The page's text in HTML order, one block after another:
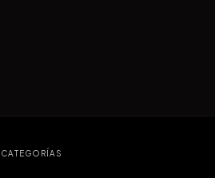
CATEGORÍAS